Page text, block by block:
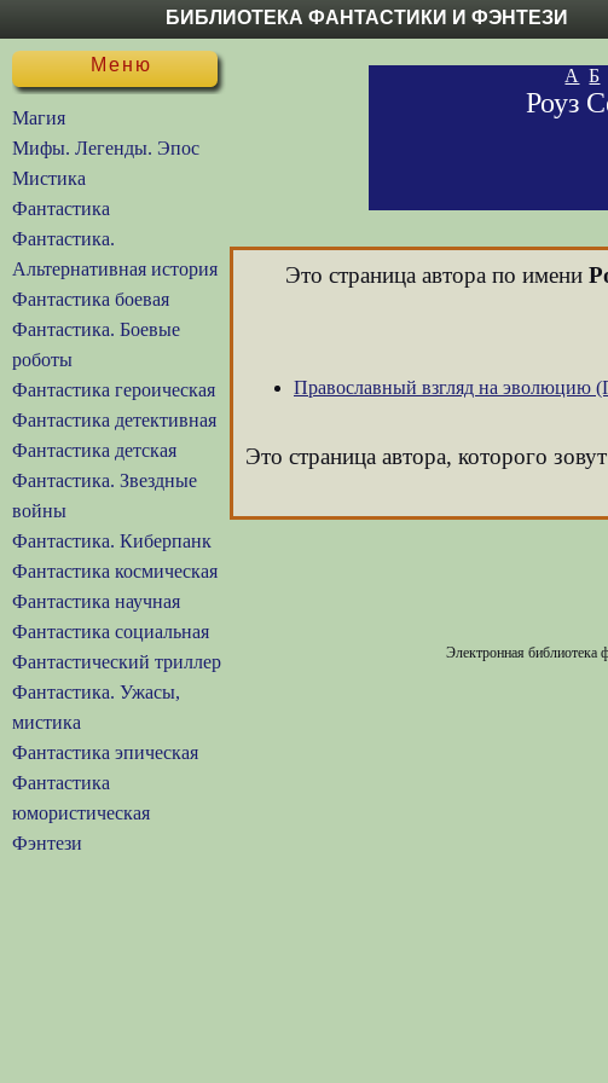
БИБЛИОТЕКА ФАНТАСТИКИ И ФЭНТЕЗИ
Меню
Магия
Мифы. Легенды. Эпос
Мистика
Фантастика
Фантастика.
Альтернативная история
Фантастика боевая
Фантастика. Боевые
роботы
Фантастика героическая
Фантастика детективная
Фантастика детская
Фантастика. Звездные
войны
Фантастика. Киберпанк
Фантастика космическая
Фантастика научная
Фантастика социальная
Фантастический триллер
Фантастика. Ужасы,
мистика
Фантастика эпическая
Фантастика
юмористическая
Фэнтези
А Б
Роуз
Это страница автора по имени
Православный взгляд на эволюцию
Это страница автора, которого
Электронная библиотека